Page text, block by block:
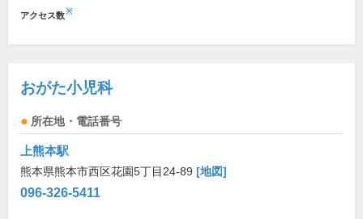
アクセス数※
おがた小児科
所在地・電話番号
上熊本駅
熊本県熊本市西区花園5丁目24-89 [地図]
096-326-5411